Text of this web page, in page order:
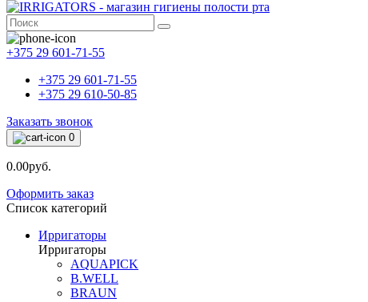
+375 29 601-71-55
+375 29 601-71-55
+375 29 610-50-85
Заказать звонок
0
0.00руб.
Оформить заказ
Список категорий
Ирригаторы
Ирригаторы
AQUAPICK
B.WELL
BRAUN